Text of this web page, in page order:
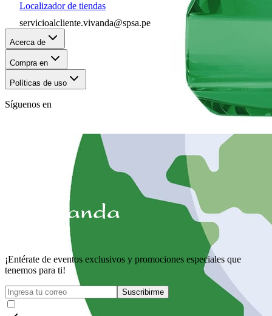
Localizador de tiendas
servicioalcliente.vivanda@spsa.pe
Acerca de
Compra en
Políticas de uso
Síguenos en
¡Entérate de eventos exclusivos y promociones especiales que
tenemos para ti!
Suscribirme